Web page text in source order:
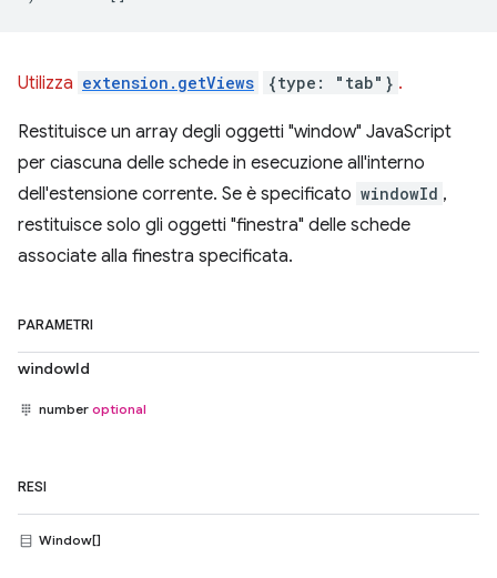
Utilizza extension.getViews {type: "tab"} .
Restituisce un array degli oggetti "window" JavaScript
per ciascuna delle schede in esecuzione all'interno
dell'estensione corrente. Se è specificato windowId ,
restituisce solo gli oggetti "finestra" delle schede
associate alla finestra specificata.
PARAMETRI
windowId
number optional
RESI
Window[]